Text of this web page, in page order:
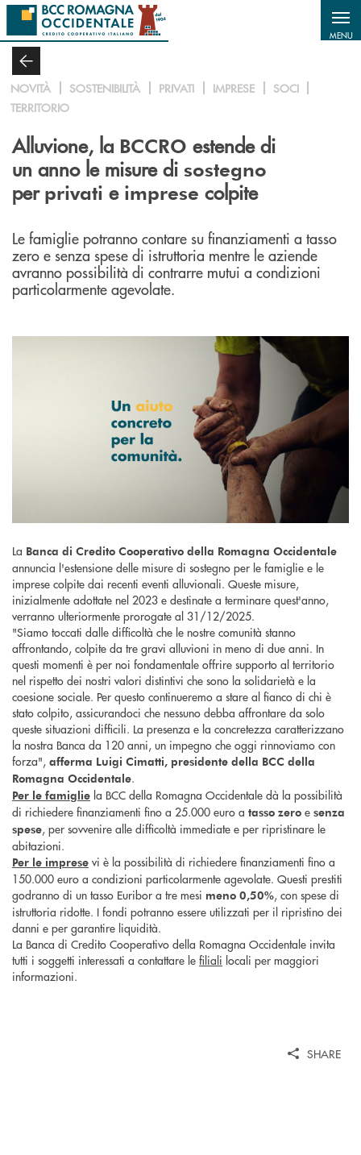
Salta al contenuto principale
MENU
NOVITÀ SOSTENIBILITÀ PRIVATI IMPRESE
SOCI
TERRITORIO
Alluvione, la BCCRO estende di
un anno le misure di sostegno
perprivati e imprese colpite
Le famiglie potranno contare su finanziamenti a tasso
zero e senza spese di istruttoria mentre le aziende
avranno possibilità di contrarre mutui a condizioni
particolarmente agevolate.
La Banca di Credito Cooperativo della Romagna Occidentale
annuncia l'estensione delle misure di sostegno per le famiglie e le
imprese colpite dai recenti eventi alluvionali. Queste misure,
inizialmente adottate nel 2023 e destinate a terminare quest'anno,
verranno ulteriormente prorogate al 31/12/2025.
"Siamo toccati dalle difficoltà che le nostre comunità stanno
affrontando, colpite da tre gravi alluvioni in meno di due anni. In
questi momenti è per noi fondamentale offrire supporto al territorio
nel rispetto dei nostri valori distintivi che sono la solidarietà e la
coesione sociale. Per questo continueremo a stare al fianco di chi è
stato colpito, assicurandoci che nessuno debba affrontare da solo
queste situazioni difficili. La presenza e la concretezza caratterizzano
la nostra Banca da 120 anni, un impegno che oggi rinnoviamo con
forza", afferma Luigi Cimatti, presidente della BCC della
Romagna Occidentale.
Per le famiglie la BCC della Romagna Occidentale dà la possibilità
di richiedere finanziamenti fino a 25.000 euro a tasso zero e senza
spese, per sovvenire alle difficoltà immediate e per ripristinare le
abitazioni.
Per le imprese vi è la possibilità di richiedere finanziamenti fino a
150.000 euro a condizioni particolarmente agevolate. Questi prestiti
godranno di un tasso Euribor a tre mesi meno 0,50%, con spese di
istruttoria ridotte. I fondi potranno essere utilizzati per il ripristino dei
danni e per garantire liquidità.
La Banca di Credito Cooperativo della Romagna Occidentale invita
tutti i soggetti interessati a contattare le filiali locali per maggiori
informazioni.
SHARE